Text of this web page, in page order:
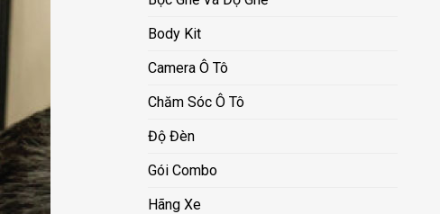
Body Kit
Camera Ô Tô
Chăm Sóc Ô Tô
Độ Đèn
Gói Combo
Hãng Xe